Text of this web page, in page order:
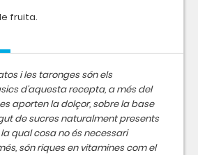
fruita.
i les taronges són els
d'aquesta recepta, a més del
aporten la dolçor, sobre la base
de sucres naturalment presents
qual cosa no és necessari
són riques en vitamines com el